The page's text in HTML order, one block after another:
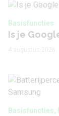
Basisfuncties
Is je
Basisfuncties,